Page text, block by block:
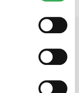
nieuwsbrief van